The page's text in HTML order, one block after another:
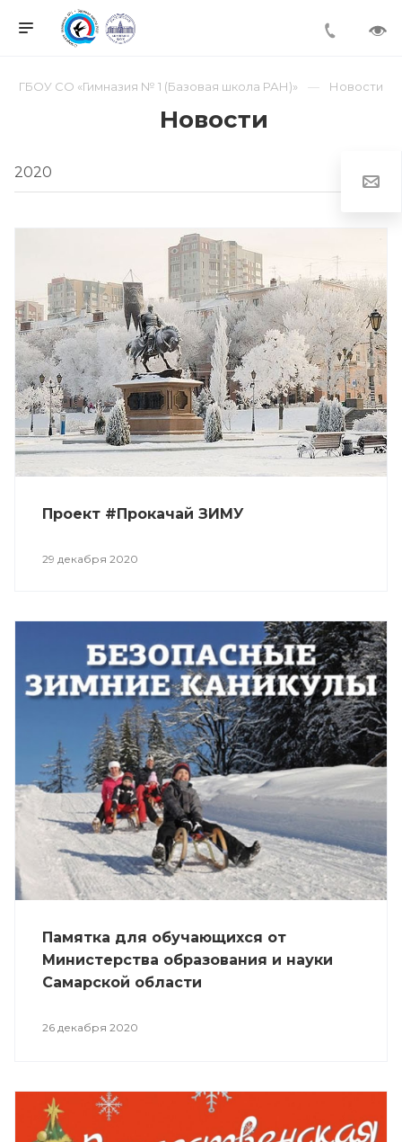
ГБОУ СО «Гимназия № 1 (Базовая школа РАН)» Новости
Новости
Проект #Прокачай ЗИМУ
29 декабря 2020
Памятка для обучающихся от
Министерства образования и науки
Самарской области
26 декабря 2020